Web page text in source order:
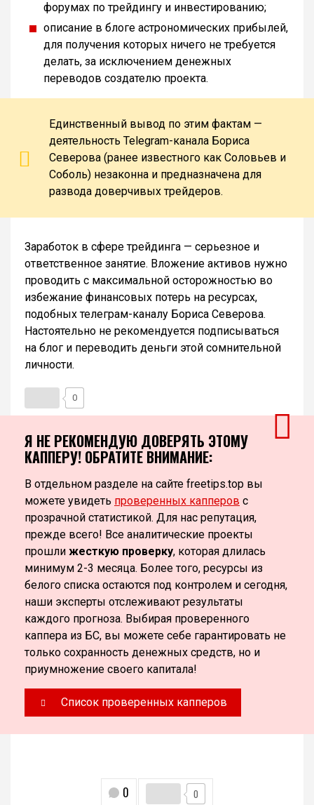
форумах по трейдингу и инвестированию;
описание в блоге астрономических прибылей,
для получения которых ничего не требуется
делать, за исключением денежных
переводов создателю проекта.
Единственный вывод по этим фактам —
деятельность Telegram-канала Бориса
Северова (ранее известного как Соловьев и
Соболь) незаконна и предназначена для
развода доверчивых трейдеров.
Заработок в сфере трейдинга — серьезное и
ответственное занятие. Вложение активов нужно
проводить с максимальной осторожностью во
избежание финансовых потерь на ресурсах,
подобных телеграм-каналу Бориса Северова.
Настоятельно не рекомендуется подписываться
на блог и переводить деньги этой сомнительной
личности.
0
Я НЕ РЕКОМЕНДУЮ ДОВЕРЯТЬ ЭТОМУ
КАППЕРУ! ОБРАТИТЕ ВНИМАНИЕ:
В отдельном разделе на сайте freetips.top вы
можете увидеть проверенных капперов с
прозрачной статистикой. Для нас репутация,
прежде всего! Все аналитические проекты
прошли жесткую проверку, которая длилась
минимум 2-3 месяца. Более того, ресурсы из
белого списка остаются под контролем и сегодня,
наши эксперты отслеживают результаты
каждого прогноза. Выбирая проверенного
каппера из БС, вы можете себе гарантировать не
только сохранность денежных средств, но и
приумножение своего капитала!
Список проверенных капперов
0 0